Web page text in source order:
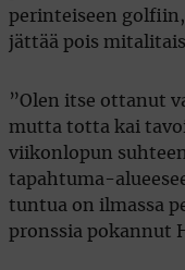
perinteiseen
jättää pois
”Olen itse ottanut
mutta totta kai
viikonlopun
tapahtuma-
tuntua on ilmassa
pronssia pokannut